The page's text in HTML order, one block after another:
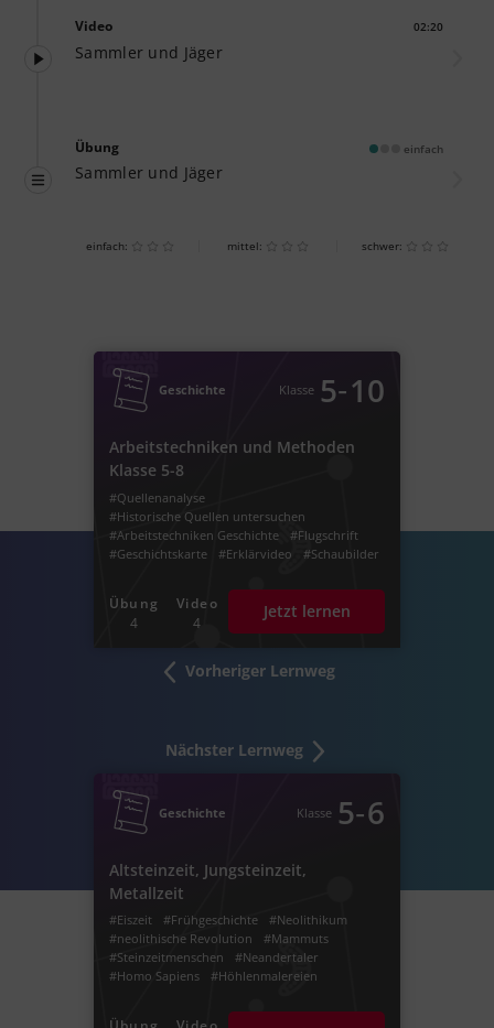
Video 02:20
Sammler und Jäger
Übung einfach
Sammler und Jäger
einfach: mittel: schwer:
Vorheriger Lernweg
Geschichte Klasse 5‐10
Arbeitstechniken und Methoden
Klasse 5-8
#Quellenanalyse
#Historische Quellen untersuchen
#Arbeitstechniken Geschichte
#Flugschrift
#Geschichtskarte
#Erklärvideo #Schaubilder
Übung
4
Video
4
Jetzt lernen
Nächster Lernweg
Geschichte Klasse 5‐6
Altsteinzeit, Jungsteinzeit,
Metallzeit
#Eiszeit #Frühgeschichte
#Neolithikum
#neolithische Revolution
#Mammuts
#Steinzeitmenschen
#Neandertaler
#Homo Sapiens
#Höhlenmalereien
#Kupferzeit #Urzeit
#Archäologie